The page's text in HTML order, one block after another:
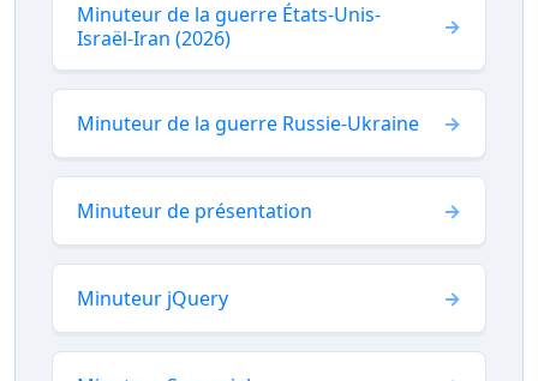
Minuteur de la guerre États-Unis-
Israël-Iran (2026)
Minuteur de la guerre Russie-Ukraine
Minuteur de présentation
Minuteur jQuery